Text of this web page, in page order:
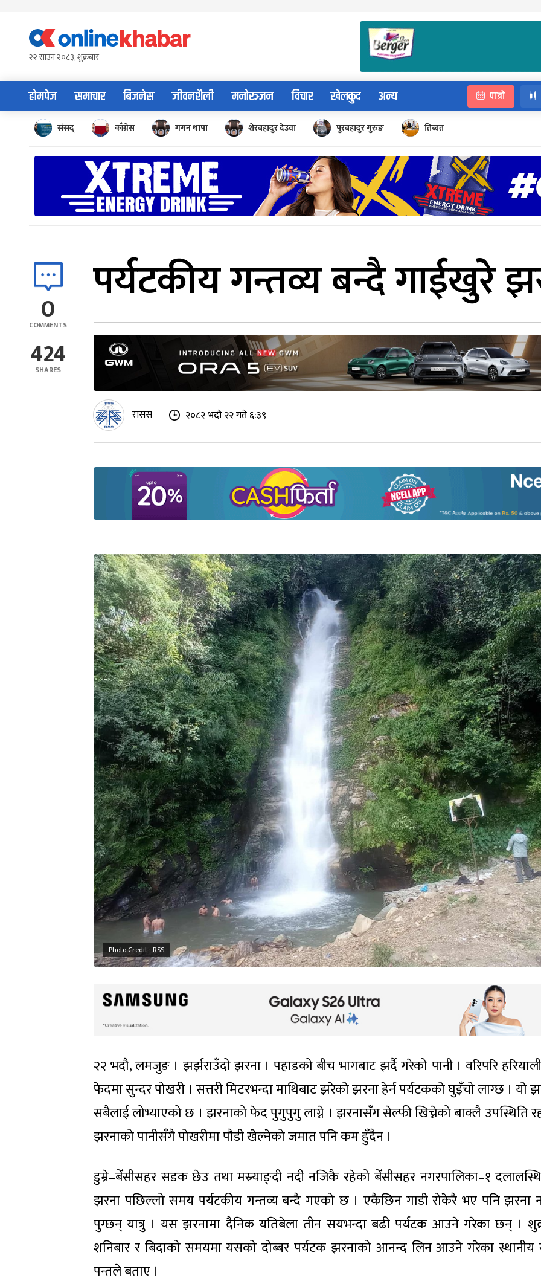
content२२ साउन २०८३, शुक्रबार
होमपेज समाचार बिजनेस जीवनशैली मनोरञ्जन विचार खेलकुद अन्य पात्रो
संसद् काँग्रेस गगन थापा शेरबहादुर देउवा पुरबहादुर गुरुङ तिब्बत
0
COMMENTS
424
SHARES
पर्यटकीय गन्तव्य बन्दै गाईखुरे
रासस २०८२ भदौ २२ गते ६:३९
Photo Credit : RSS
२२ भदौ, लमजुङ । झर्झराउँदो झरना । पहाडको बीच भागबाट झर्दै गरेको पानी । वरिपरि
फेदमा सुन्दर पोखरी । सत्तरी मिटरभन्दा माथिबाट झरेको झरना हेर्न पर्यटकको घुइँचो लाग्छ । यो
सबैलाई लोभ्याएको छ । झरनाको फेद पुगुपुगु लाग्ने । झरनासँग सेल्फी खिच्नेको बाक्लै उपस्थिति
झरनाको पानीसँगै पोखरीमा पौडी खेल्नेको जमात पनि कम हुँदैन ।
डुम्रे–बेँसीसहर सडक छेउ तथा मस्र्याङ्दी नदी नजिकै रहेको बेँसीसहर नगरपालिका–१
झरना पछिल्लो समय पर्यटकीय गन्तव्य बन्दै गएको छ । एकैछिन गाडी रोकेरै भए पनि झरना
पुग्छन् यात्रु । यस झरनामा दैनिक यतिबेला तीन सयभन्दा बढी पर्यटक आउने गरेका छन् ।
शनिबार र बिदाको समयमा यसको दोब्बर पर्यटक झरनाको आनन्द लिन आउने गरेका स्थानीय
पन्तले बताए ।